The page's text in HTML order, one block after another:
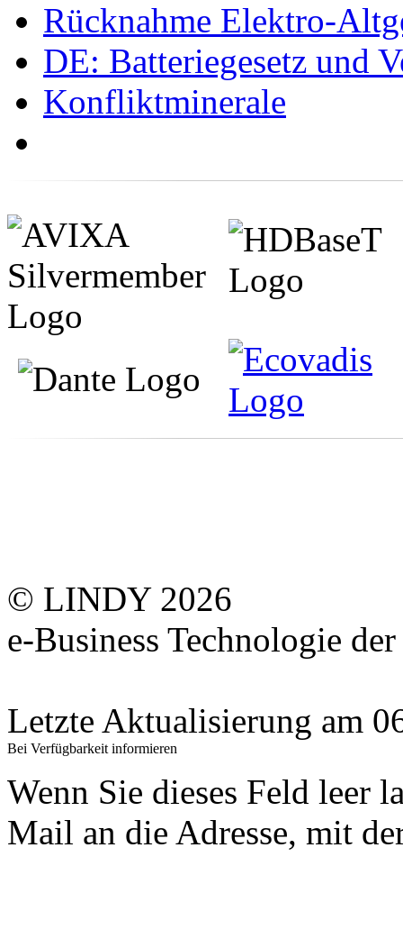
Rücknahme Elektro-
DE: Batteriegesetz und
Konfliktminerale
© LINDY 2026
e-Business Technologie
Letzte Aktualisierung am
Bei Verfügbarkeit informieren
Wenn Sie dieses Feld leer
Mail an die Adresse, mit